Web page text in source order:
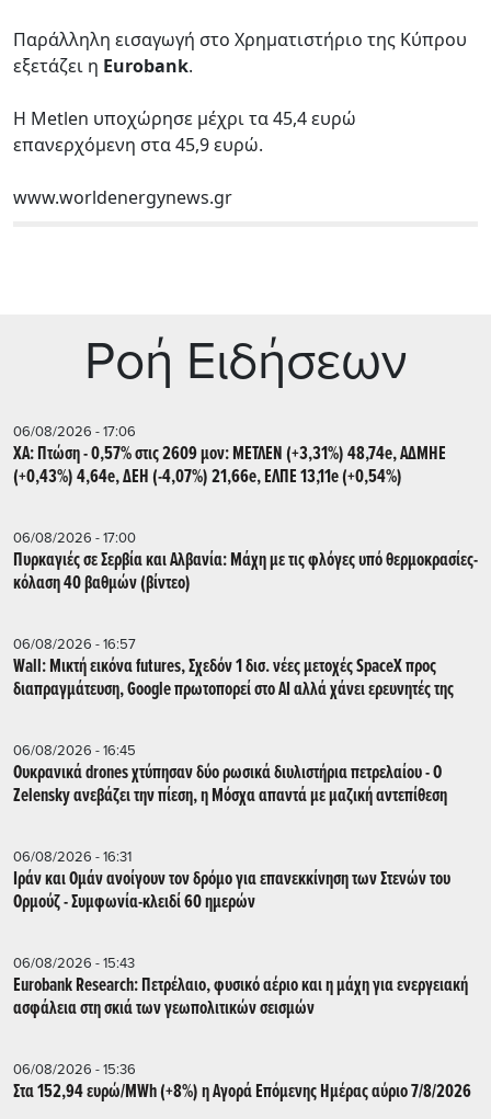
Παράλληλη εισαγωγή στο Χρηματιστήριο της Κύπρου
εξετάζει η Eurobank.
Η Metlen υποχώρησε μέχρι τα 45,4 ευρώ
επανερχόμενη στα 45,9 ευρώ.
www.worldenergynews.gr
Ρoή Ειδήσεων
06/08/2026 - 17:06
ΧΑ: Πτώση - 0,57% στις 2609 μον: ΜΕΤΛΕΝ (+3,31%) 48,74e, ΑΔΜΗΕ
(+0,43%) 4,64e, ΔΕΗ (-4,07%) 21,66e, ΕΛΠΕ 13,11e (+0,54%)
06/08/2026 - 17:00
Πυρκαγιές σε Σερβία και Αλβανία: Μάχη με τις φλόγες υπό θερμοκρασίες-
κόλαση 40 βαθμών (βίντεο)
06/08/2026 - 16:57
Wall: Μικτή εικόνα futures, Σχεδόν 1 δισ. νέες μετοχές SpaceX προς
διαπραγμάτευση, Google πρωτοπορεί στο AI αλλά χάνει ερευνητές της
06/08/2026 - 16:45
Ουκρανικά drones χτύπησαν δύο ρωσικά διυλιστήρια πετρελαίου - Ο
Zelensky ανεβάζει την πίεση, η Μόσχα απαντά με μαζική αντεπίθεση
06/08/2026 - 16:31
Ιράν και Ομάν ανοίγουν τον δρόμο για επανεκκίνηση των Στενών του
Ορμούζ - Συμφωνία-κλειδί 60 ημερών
06/08/2026 - 15:43
Eurobank Research: Πετρέλαιο, φυσικό αέριο και η μάχη για ενεργειακή
ασφάλεια στη σκιά των γεωπολιτικών σεισμών
06/08/2026 - 15:36
Στα 152,94 ευρώ/MWh (+8%) η Αγορά Επόμενης Ημέρας αύριο 7/8/2026